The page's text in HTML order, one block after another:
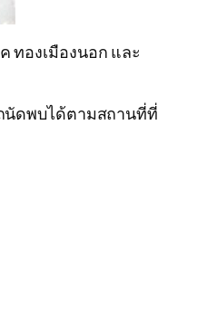
ทองเมืองนอก และ
นัดพบได้ตามสถานที่ที่